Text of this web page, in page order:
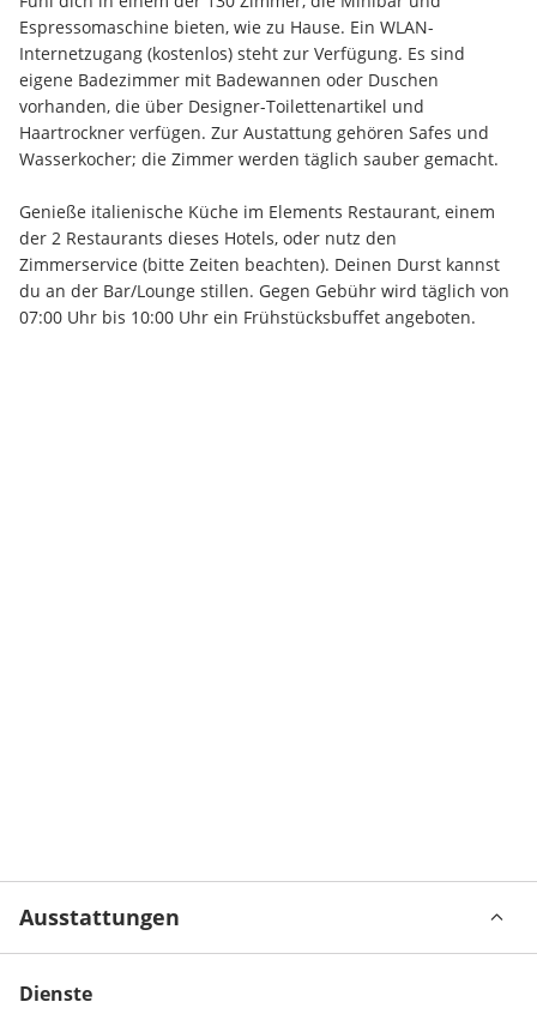
Espressomaschine bieten, wie zu Hause. Ein WLAN-
Internetzugang (kostenlos) steht zur Verfügung. Es sind
eigene Badezimmer mit Badewannen oder Duschen
vorhanden, die über Designer-Toilettenartikel und
Haartrockner verfügen. Zur Austattung gehören Safes und
Wasserkocher; die Zimmer werden täglich sauber gemacht.
Genieße italienische Küche im Elements Restaurant, einem
der 2 Restaurants dieses Hotels, oder nutz den
Zimmerservice (bitte Zeiten beachten). Deinen Durst kannst
du an der Bar/Lounge stillen. Gegen Gebühr wird täglich von
07:00 Uhr bis 10:00 Uhr ein Frühstücksbuffet angeboten.
Ausstattungen
Dienste